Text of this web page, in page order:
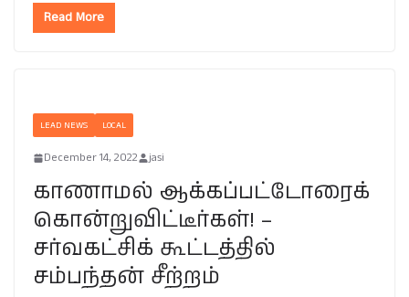
Read More
LEAD NEWS LOCAL
December 14, 2022 jasi
காணாமல் ஆக்கப்பட்டோரைக்
கொன்றுவிட்டீர்கள்! –
சர்வகட்சிக் கூட்டத்தில்
சம்பந்தன் சீற்றம்